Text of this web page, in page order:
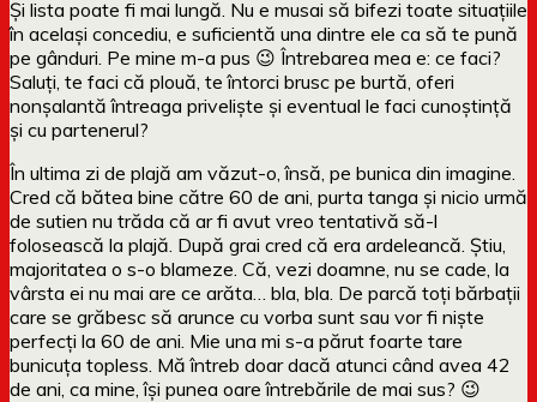
Și lista poate fi mai lungă. Nu e musai să bifezi toate situațiile
în același concediu, e suficientă una dintre ele ca să te pună
pe gânduri. Pe mine m-a pus 😉 Întrebarea mea e: ce faci?
Saluți, te faci că plouă, te întorci brusc pe burtă, oferi
nonșalantă întreaga priveliște și eventual le faci cunoștință
și cu partenerul?
În ultima zi de plajă am văzut-o, însă, pe bunica din imagine.
Cred că bătea bine către 60 de ani, purta tanga și nicio urmă
de sutien nu trăda că ar fi avut vreo tentativă să-l
folosească la plajă. După grai cred că era ardeleancă. Știu,
majoritatea o s-o blameze. Că, vezi doamne, nu se cade, la
vârsta ei nu mai are ce arăta… bla, bla. De parcă toți bărbații
care se grăbesc să arunce cu vorba sunt sau vor fi niște
perfecți la 60 de ani. Mie una mi s-a părut foarte tare
bunicuța topless. Mă întreb doar dacă atunci când avea 42
de ani, ca mine, își punea oare întrebările de mai sus? 😉